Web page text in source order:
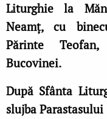
Liturghie la
Neamț, cu
Părinte
Bucovinei.
După Sfânta
slujba